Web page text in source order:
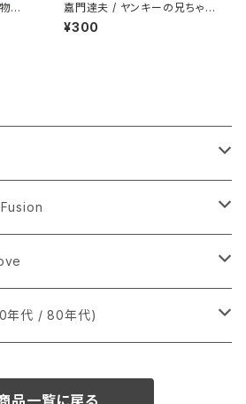
ジャ
嘉門達夫 / ヤンキーの兄ちゃん
のうた
¥300
代 / 80年代)
品一覧に戻る